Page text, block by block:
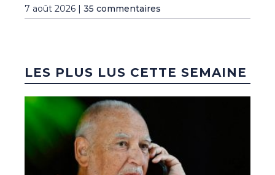
7 août 2026 | 35 commentaires
LES PLUS LUS CETTE SEMAINE